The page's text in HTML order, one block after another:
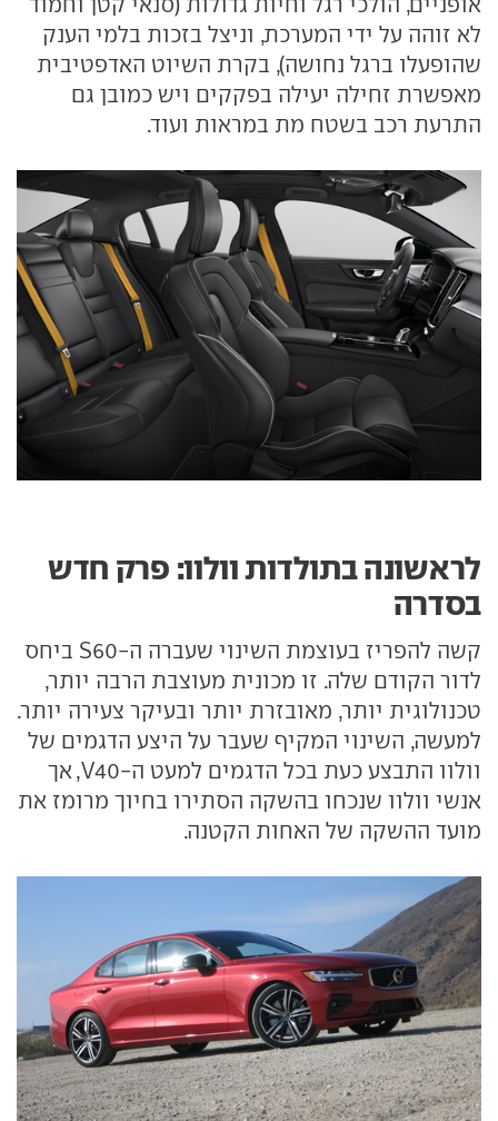
לא זוהה על ידי המערכת, וניצל בזכות בלמי הענק
שהופעלו ברגל נחושה), בקרת השיוט האדפטיבית
מאפשרת זחילה יעילה בפקקים ויש כמובן גם
התרעת רכב בשטח מת במראות ועוד.
לראשונה בתולדות וולוו: פרק חדש
בסדרה
קשה להפריז בעוצמת השינוי שעברה ה-S60 ביחס
לדור הקודם שלה. זו מכונית מעוצבת הרבה יותר,
טכנולוגית יותר, מאובזרת יותר ובעיקר צעירה יותר.
למעשה, השינוי המקיף שעבר על היצע הדגמים של
וולוו התבצע כעת בכל הדגמים למעט ה-V40, אך
אנשי וולוו שנכחו בהשקה הסתירו בחיוך מרומז את
מועד ההשקה של האחות הקטנה.